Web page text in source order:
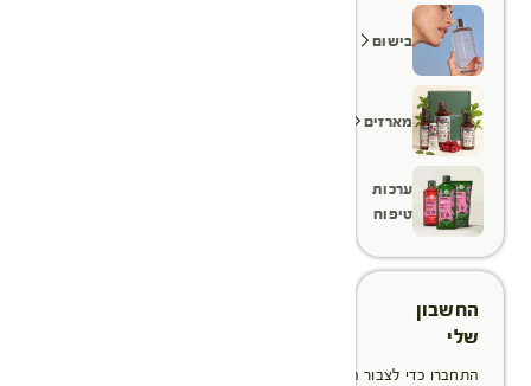
בישום
מארזים
ערכות
טיפוח
החשבון
שלי
התחברו כדי לצבור הטבות, לנהל ולעקוב אחר ההזמנות